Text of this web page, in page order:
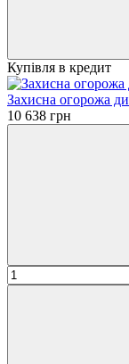
Купівля в кредит
Захисна огорожа
10 638 грн